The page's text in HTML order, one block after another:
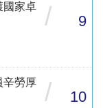
家卓
/ 9
勞厚
/ 10